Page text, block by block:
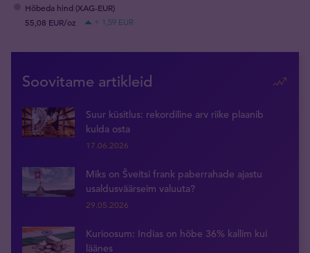
Hõbeda hind (XAG-EUR)
55,08 EUR/oz
+ 1,59 EUR
Soovitame artikleid
Suur küsitlus: rekordiline arv riike plaanib
kulda osta
17.06.2026
Miks on Šveitsi frank paberrahade ajastu
usaldusväärseim valuuta?
29.05.2026
Kurioosum: Indias on hõbe 36% kallim kui
läänes